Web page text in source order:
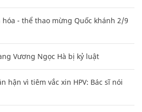
- thể thao mừng Quốc khánh 2/9
Vương Ngọc Hà bị kỷ luật
hận vì tiêm vắc xin HPV: Bác sĩ nói